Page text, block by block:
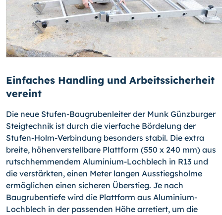
Einfaches Handling und Arbeitssicherheit
vereint
Die neue Stufen-Baugrubenleiter der Munk Günzburger
Steigtechnik ist durch die vierfache Bördelung der
Stufen-Holm-Verbindung besonders stabil. Die extra
breite, höhenverstellbare Plattform (550 x 240 mm) aus
rutschhemmendem Aluminium-Lochblech in R13 und
die verstärkten, einen Meter langen Ausstiegsholme
ermöglichen einen sicheren Überstieg. Je nach
Baugrubentiefe wird die Plattform aus Aluminium-
Lochblech in der passenden Höhe arretiert, um die